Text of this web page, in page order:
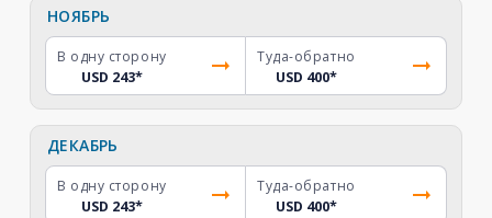
НОЯБРЬ
В одну сторону
USD 243*
Туда-обратно
USD 400*
ДЕКАБРЬ
В одну сторону
USD 243*
Туда-обратно
USD 400*